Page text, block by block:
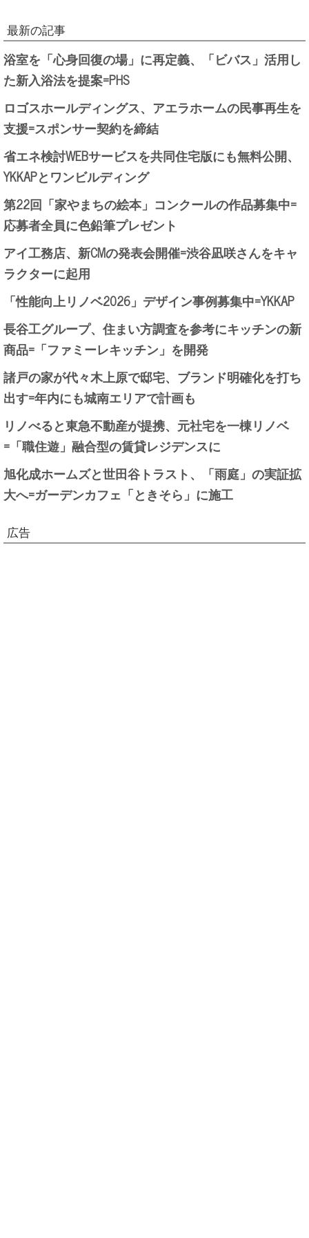
最新の記事
浴室を「心身回復の場」に再定義、「ビバス」活用し
た新入浴法を提案=PHS
ロゴスホールディングス、アエラホームの民事再生を
支援=スポンサー契約を締結
省エネ検討WEBサービスを共同住宅版にも無料公開、
YKKAPとワンビルディング
第22回「家やまちの絵本」コンクールの作品募集中=
応募者全員に色鉛筆プレゼント
アイ工務店、新CMの発表会開催=渋谷凪咲さんをキャ
ラクターに起用
「性能向上リノベ2026」デザイン事例募集中=YKKAP
長谷工グループ、住まい方調査を参考にキッチンの新
商品=「ファミーレキッチン」を開発
諸戸の家が代々木上原で邸宅、ブランド明確化を打ち
出す=年内にも城南エリアで計画も
リノべると東急不動産が提携、元社宅を一棟リノベ
=「職住遊」融合型の賃貸レジデンスに
旭化成ホームズと世田谷トラスト、「雨庭」の実証拡
大へ=ガーデンカフェ「ときそら」に施工
広告